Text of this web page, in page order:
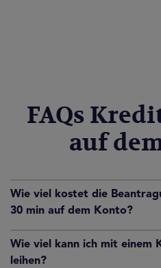
FAQs
auf
Wie viel kostet die
30 min auf dem Konto?
Wie viel kann ich mit einem
leihen?